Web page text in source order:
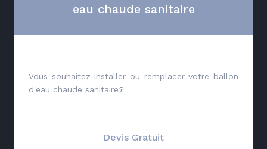
eau chaude sanitaire
Vous souhaitez installer ou remplacer votre ballon
d'eau chaude sanitaire?
Devis Gratuit